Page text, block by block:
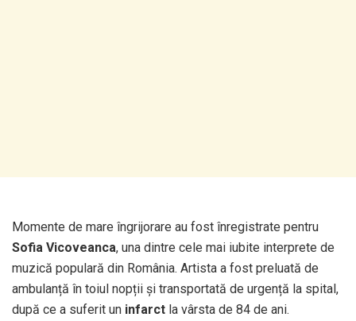
Momente de mare îngrijorare au fost înregistrate pentru
Sofia Vicoveanca, una dintre cele mai iubite interprete de
muzică populară din România. Artista a fost preluată de
ambulanță în toiul nopții și transportată de urgență la spital,
după ce a suferit un infarct la vârsta de 84 de ani.